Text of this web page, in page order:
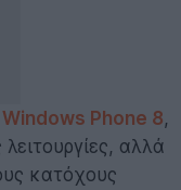
Windows Phone 8,
αλλά
κατόχους